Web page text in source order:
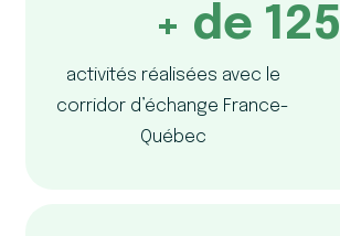
+ de 125
activités réalisées avec le
corridor d’échange France-
Québec